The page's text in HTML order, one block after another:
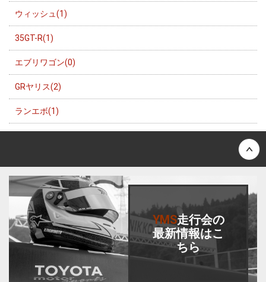
ウィッシュ(1)
35GT-R(1)
エブリワゴン(0)
GRヤリス(2)
ランエボ(1)
YMS走行会の
最新情報はこ
ちら